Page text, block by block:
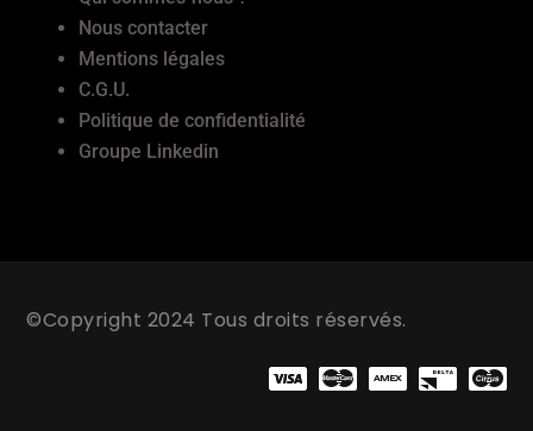
Nous contacter
Mentions légales
C.G.U.
Politique de confidentialité
Groupe Linkedin
©Copyright 2024 Tous droits réservés.